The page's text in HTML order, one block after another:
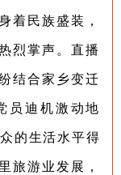
着民族盛装，
烈掌声。直播
结合家乡变迁
员迪机激动地
的生活水平得
旅游业发展，